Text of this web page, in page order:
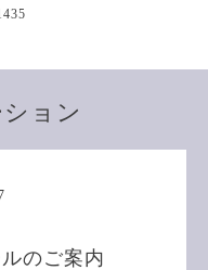
ョン
のご案内